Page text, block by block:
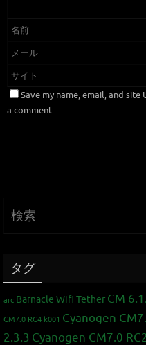
Save my name, email, and
a comment.
タグ
arc Barnacle Wifi Tether CM
CM7.0 RC4 k001 Cyanogen
2.3.3 Cyanogen CM7.0